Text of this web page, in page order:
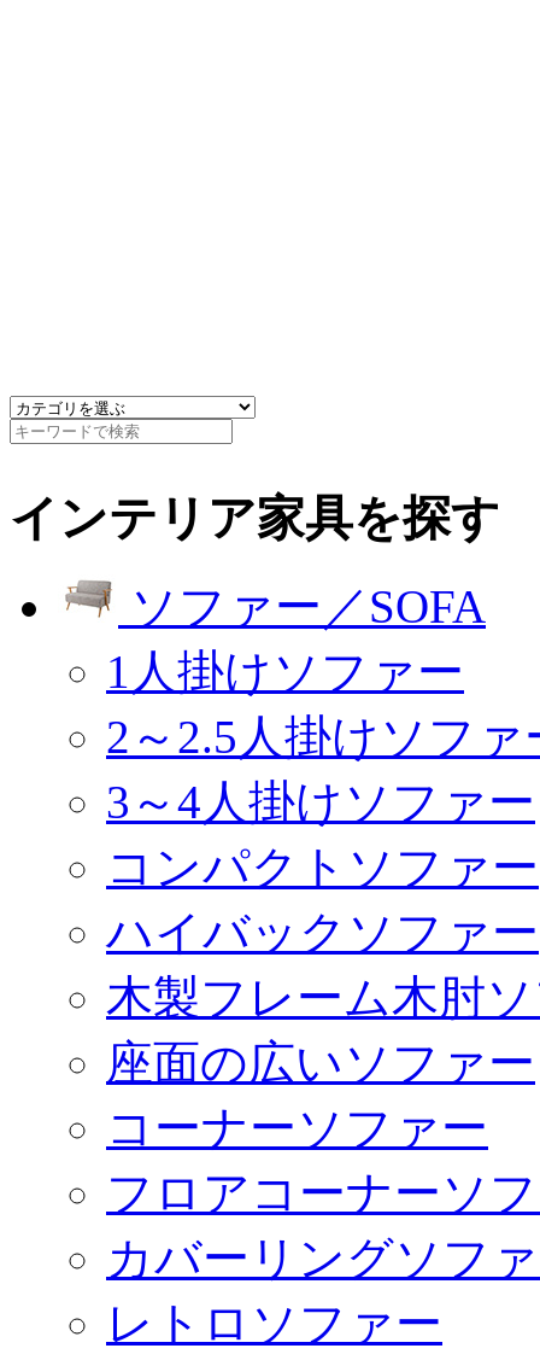
インテリア家具を探す
ソファー／SOFA
1人掛けソファー
2～2.5人掛けソファ
3～4人掛けソファー
コンパクトソファー
ハイバックソファー
木製フレーム木肘
座面の広いソファー
コーナーソファー
フロアコーナーソ
カバーリングソフ
レトロソファー